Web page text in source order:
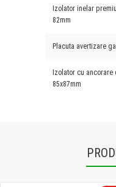
Izolator inelar
82mm
Placuta avertizare
Izolator cu ancorare
85x87mm